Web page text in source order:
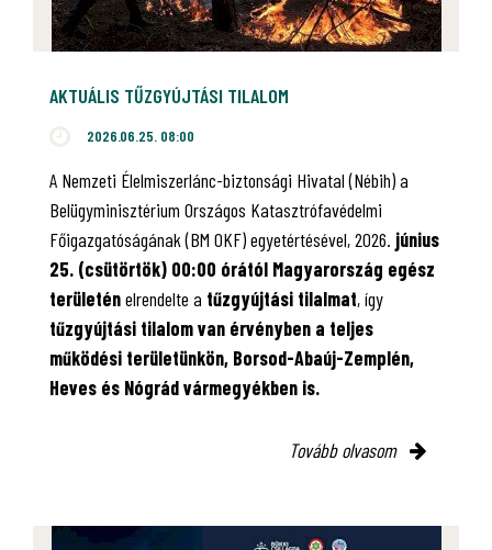
AKTUÁLIS TŰZGYÚJTÁSI TILALOM
2026.06.25. 08:00
A Nemzeti Élelmiszerlánc-biztonsági Hivatal (Nébih) a
Belügyminisztérium Országos Katasztrófavédelmi
Főigazgatóságának (BM OKF) egyetértésével, 2026. június
25. (csütörtök) 00:00 órától Magyarország egész
területénelrendelte a tűzgyújtási tilalmat, így
tűzgyújtási tilalom van érvényben a teljes
működési területünkön, Borsod-Abaúj-Zemplén,
Heves és Nógrád vármegyékben is.
Tovább olvasom